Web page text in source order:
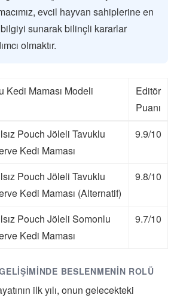
evcil hayvan sahiplerine en
sunarak bilinçli kararlar
olmaktır.
Kedi Maması Modeli
Editör
Puanı
Pouch Jöleli Tavuklu
Kedi Maması
9.9/10
Pouch Jöleli Tavuklu
Kedi Maması (Alternatif)
9.8/10
Pouch Jöleli Somonlu
Kedi Maması
9.7/10
BESLENMENIN ROLÜ
ilk yılı, onun gelecekteki